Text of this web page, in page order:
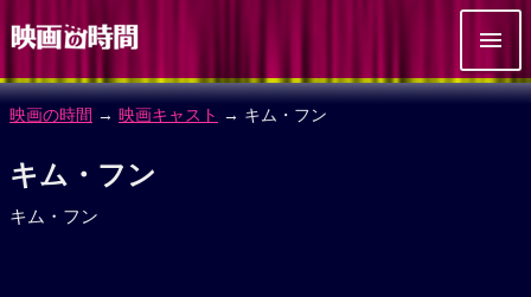
映画の時間 → 映画キャスト → キム・フン
キム・フン
キム・フン